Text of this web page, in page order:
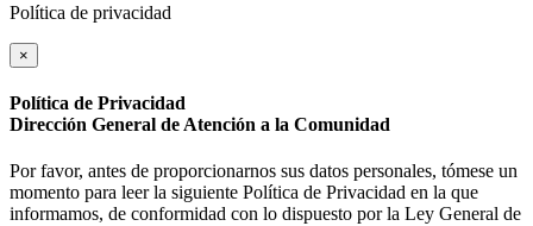
Política de privacidad
×
Política de Privacidad
Dirección General de Atención a la Comunidad
Por favor, antes de proporcionarnos sus datos personales, tómese un
momento para leer la siguiente Política de Privacidad en la que
informamos, de conformidad con lo dispuesto por la Ley General de